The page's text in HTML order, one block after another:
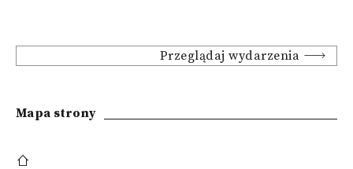
Przeglądaj wydarzenia
Mapa strony